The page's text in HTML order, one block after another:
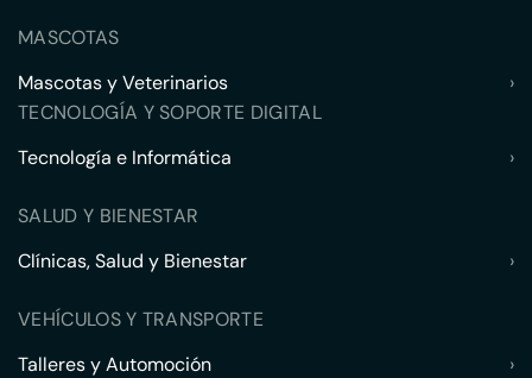
MASCOTAS
Mascotas y Veterinarios
›
TECNOLOGÍA Y SOPORTE DIGITAL
Tecnología e Informática
›
SALUD Y BIENESTAR
Clínicas, Salud y Bienestar
›
VEHÍCULOS Y TRANSPORTE
Talleres y Automoción
›